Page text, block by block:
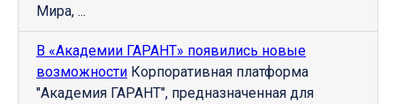
Мира, ...
В «Академии ГАРАНТ» появились новые
возможности Корпоративная платформа
"Академия ГАРАНТ", предназначенная для